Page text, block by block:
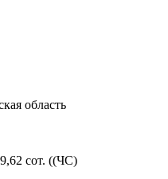
область
сот. ((ЧС)